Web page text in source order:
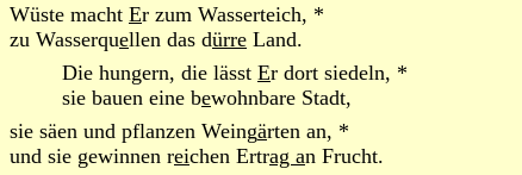
Wüste macht Er zum Wasserteich, *
zu Wasserquellen das dürre Land.
Die hungern, die lässt Er dort siedeln, *
sie bauen eine bewohnbare Stadt,
sie säen und pflanzen Weingärten an, *
und sie gewinnen reichen Ertrag an Frucht.